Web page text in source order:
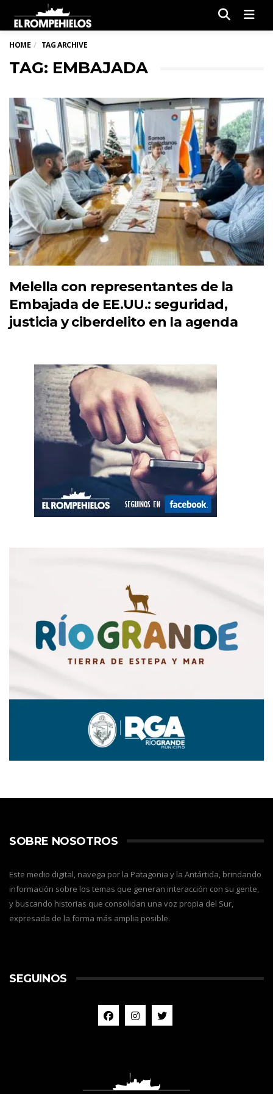
HOME TAG ARCHIVE
TAG: EMBAJADA
Melella con representantes de la
Embajada de EE.UU.: seguridad,
justicia y ciberdelito en la agenda
SOBRE NOSOTROS
Este medio digital, navega por la Patagonia y la Antártida, brindando
información sobre los temas que generan interacción con su gente,
y buscando historias que consolidan una voz propia del Sur,
expresada de la forma más amplia posible.
SEGUINOS